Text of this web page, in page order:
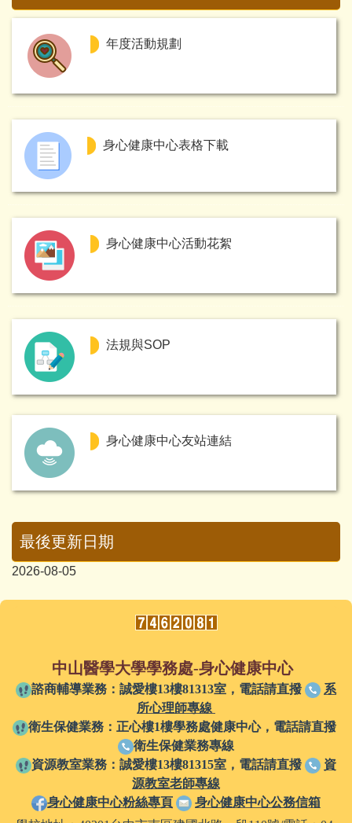
年度活動規劃
身心健康中心表格下載
身心健康中心活動花絮
法規與SOP
身心健康中心友站連結
最後更新日期
2026-08-05
中山醫學大學學務處-身心健康中心
諮商輔導業務：誠愛樓13樓81313室， 電話請直撥
系
所心理師專線
衛生保健業務：正心樓1樓學務處健康中心， 電話請直撥
衛生保健業務專線
資源教室業務：誠愛樓13樓81315室，電話請直撥
資
源教室老師專線
身心健康中心粉絲專頁
身心健康中心公務信箱